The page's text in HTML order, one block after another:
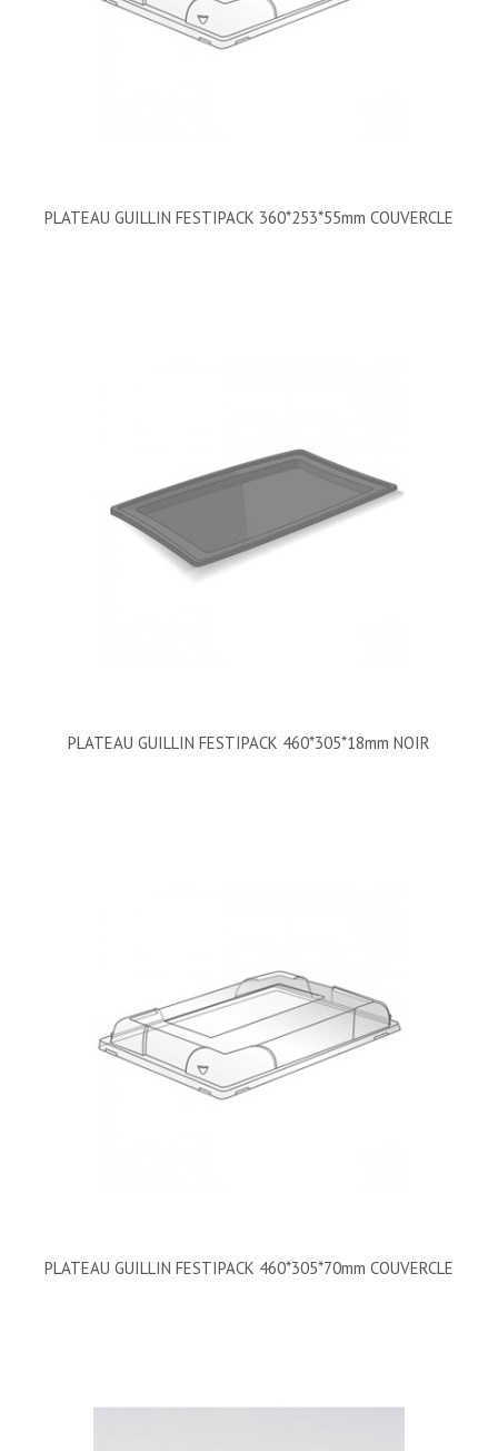
PLATEAU GUILLIN FESTIPACK 360*253*55mm COUVERCLE
PLATEAU GUILLIN FESTIPACK 460*305*18mm NOIR
PLATEAU GUILLIN FESTIPACK 460*305*70mm COUVERCLE